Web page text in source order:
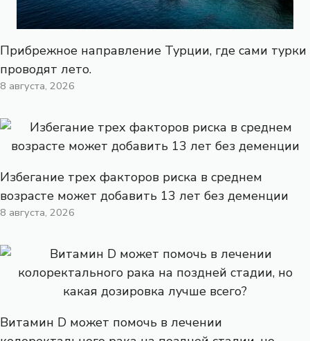
Прибрежное направление Турции, где сами турки
проводят лето.
8 августа, 2026
Избегание трех факторов риска в среднем
возрасте может добавить 13 лет без деменции
8 августа, 2026
Витамин D может помочь в лечении